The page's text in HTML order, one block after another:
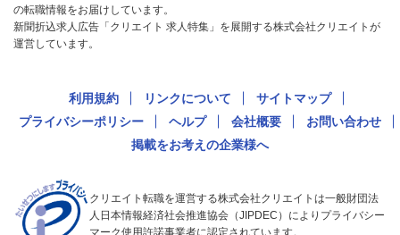
の転職情報をお届けしています。
新聞折込求人広告「クリエイト 求人特集」を展開する株式会社クリエイトが
運営しています。
利用規約 リンクについて
サイトマップ
プライバシーポリシー
ヘルプ 会社概要
お問い合わせ
掲載をお考えの企業様へ
クリエイト転職を運営する株式会社クリエイトは一般財団法
人日本情報経済社会推進協会（JIPDEC）によりプライバシー
マーク使用許諾事業者に認定されています。